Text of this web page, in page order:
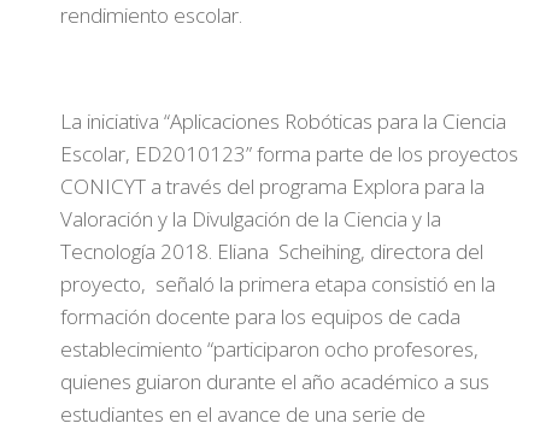
rendimiento escolar.
La iniciativa “Aplicaciones Robóticas para la Ciencia
Escolar, ED2010123” forma parte de los proyectos
CONICYT a través del programa Explora para la
Valoración y la Divulgación de la Ciencia y la
Tecnología 2018. Eliana Scheihing, directora del
proyecto, señaló la primera etapa consistió en la
formación docente para los equipos de cada
establecimiento “participaron ocho profesores,
quienes guiaron durante el año académico a sus
estudiantes en el avance de una serie de